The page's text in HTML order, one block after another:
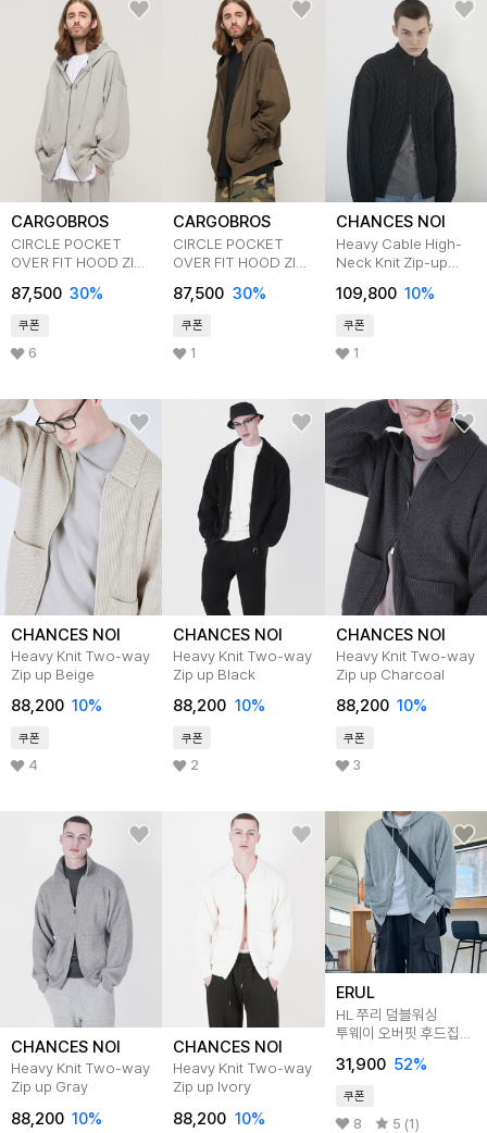
CARGOBROS
CIRCLE POCKET
OVER FIT HOOD ZIP
87,500 30%
쿠폰
6
CARGOBROS
CIRCLE POCKET
OVER FIT HOOD ZIP
87,500 30%
쿠폰
1
CHANCES NOI
Heavy Cable High-
Neck Knit Zip-up
109,800 10%
쿠폰
1
CHANCES NOI
Heavy Knit Two-way
Zip up Beige
88,200 10%
쿠폰
4
CHANCES NOI
Heavy Knit Two-way
Zip up Black
88,200 10%
쿠폰
2
CHANCES NOI
Heavy Knit Two-way
Zip up Charcoal
88,200 10%
쿠폰
3
CHANCES NOI
Heavy Knit Two-way
Zip up Gray
88,200 10%
CHANCES NOI
Heavy Knit Two-way
Zip up Ivory
88,200 10%
ERUL
HL 쭈리 덤블워싱
투웨이 오버핏 후드집업
31,900 52%
쿠폰
8 5 (1)